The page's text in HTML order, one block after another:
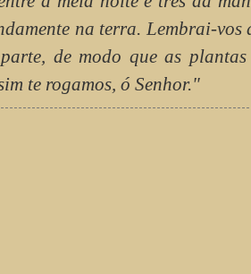
na terra. Lembrai-vos
de modo que as plantas
te rogamos, ó Senhor."